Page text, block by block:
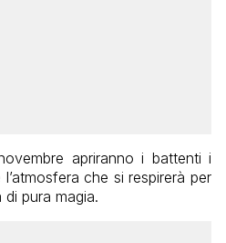
apriranno i battenti i
che si respirerà per
di pura magia.